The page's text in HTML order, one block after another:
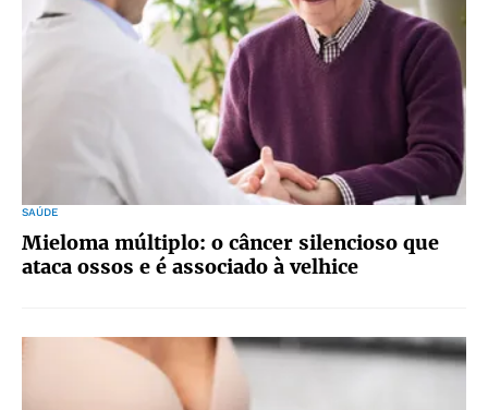
SAÚDE
Mieloma múltiplo: o câncer silencioso que
ataca ossos e é associado à velhice